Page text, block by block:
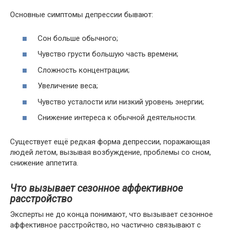
Основные симптомы депрессии бывают:
Сон больше обычного;
Чувство грусти большую часть времени;
Сложность концентрации;
Увеличение веса;
Чувство усталости или низкий уровень энергии;
Снижение интереса к обычной деятельности.
Существует ещё редкая форма депрессии, поражающая
людей летом, вызывая возбуждение, проблемы со сном,
снижение аппетита.
Что вызывает сезонное аффективное
расстройство
Эксперты не до конца понимают, что вызывает сезонное
аффективное расстройство, но частично связывают с